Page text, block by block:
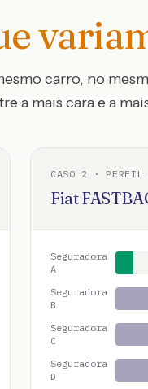
carro, no
a mais cara e a
CASO 2 · PERFIL
Fiat
Seguradora
A
Seguradora
B
Seguradora
C
Seguradora
D